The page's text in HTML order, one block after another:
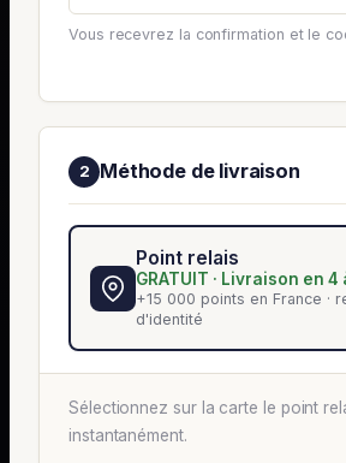
Vous recevrez la confirmation et le
2 Méthode de livraison
Point relais
GRATUIT · Livraison en 4
+15 000 points en France ·
d'identité
Sélectionnez sur la carte le point
instantanément.